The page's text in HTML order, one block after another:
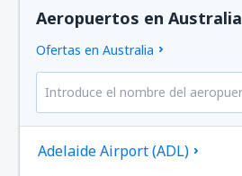
Aeropuertos en Australia
Ofertas en Australia
Adelaide Airport (ADL)